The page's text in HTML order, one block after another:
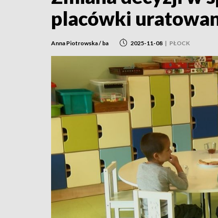
placówki
Anna Piotrowska / ba 2025-11-08 | PŁOCK